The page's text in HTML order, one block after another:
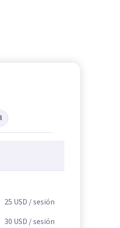
25 USD/ sesión
30 USD/ sesión